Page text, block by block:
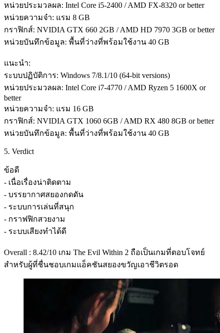
หน่วยประมวลผล: Intel Core i5-2400 / AMD FX-8320 or better
หน่วยความจำ: แรม 8 GB
กราฟิกส์: NVIDIA GTX 660 2GB / AMD HD 7970 3GB or better
หน่วยบันทึกข้อมูล: พื้นที่ว่างที่พร้อมใช้งาน 40 GB
แนะนำ:
ระบบปฏิบัติการ: Windows 7/8.1/10 (64-bit versions)
หน่วยประมวลผล: Intel Core i7-4770 / AMD Ryzen 5 1600X or
better
หน่วยความจำ: แรม 16 GB
กราฟิกส์: NVIDIA GTX 1060 6GB / AMD RX 480 8GB or better
หน่วยบันทึกข้อมูล: พื้นที่ว่างที่พร้อมใช้งาน 40 GB
5. Verdict
ข้อดี
- เนื่อเรื่องน่าติดตาม
- บรรยากาศสยองกดดัน
- ระบบการเล่นที่สนุก
- กราฟฟิกสวยงาม
- ระบบเสียงทำได้ดี
Overall : 8.42/10 เกม The Evil Within 2 ถือเป็นเกมที่ตอบโจทย์
สำหรับผู้ที่ชื่นชอบเกมแอ็คชันสยองขวัญเอาชีวิตรอด